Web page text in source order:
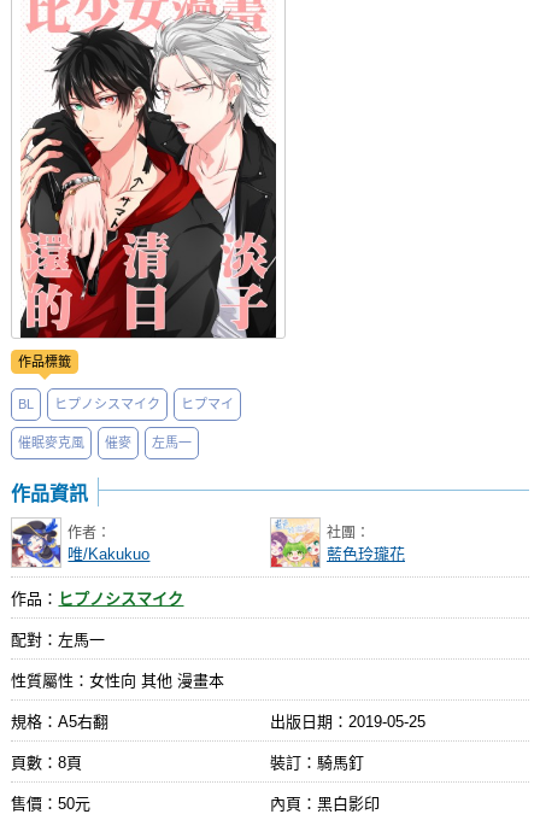
註冊會員
登入
作品標籤
BL ヒプノシスマイク ヒプマイ
催眠麥克風 催麥 左馬一
作品資訊
作者：
唯/Kakukuo
社團：
藍色玲瓏花
作品： ヒプノシスマイク
配對：左馬一
性質屬性：女性向 其他 漫畫本
規格：A5右翻 出版日期： 2019-05-25
頁數：8頁 裝訂：騎馬釘
售價：50元 內頁：黑白影印